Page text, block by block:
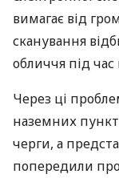
вимагає від
сканування
обличчя під
Через ці
наземних
черги, а
попередили